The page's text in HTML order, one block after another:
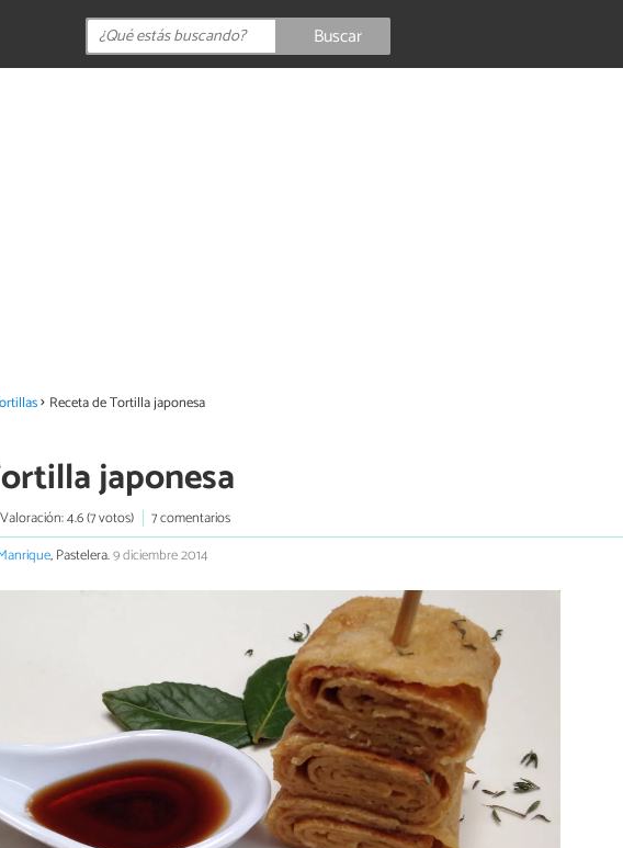
Buscar
Receta de Tortilla japonesa
japonesa
Valoración: 4.6 (7 votos)
7 comentarios
, Pastelera.9 diciembre 2014